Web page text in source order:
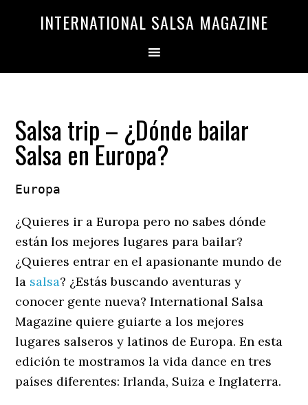
INTERNATIONAL SALSA MAGAZINE
Salsa trip – ¿Dónde bailar
Salsa en Europa?
Europa
¿Quieres ir a Europa pero no sabes dónde
están los mejores lugares para bailar?
¿Quieres entrar en el apasionante mundo de
la salsa? ¿Estás buscando aventuras y
conocer gente nueva? International Salsa
Magazine quiere guiarte a los mejores
lugares salseros y latinos de Europa. En esta
edición te mostramos la vida dance en tres
países diferentes: Irlanda, Suiza e Inglaterra.